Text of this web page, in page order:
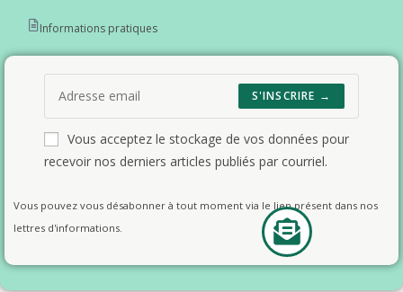
Informations pratiques
S'INSCRIRE →
Vous acceptez le stockage de vos données pour
recevoir nos derniers articles publiés par courriel.
Vous pouvez vous désabonner à tout moment via le lien présent dans nos
lettres d'informations.